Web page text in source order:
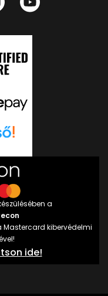
a
kibervédelmi
ide!